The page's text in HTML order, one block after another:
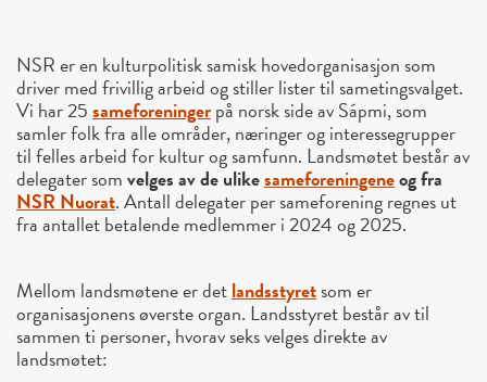
NSR er en kulturpolitisk samisk hovedorganisasjon som
driver med frivillig arbeid og stiller lister til sametingsvalget.
Vi har 25sameforeningerpå norsk side av Sápmi, som
samler folk fra alle områder, næringer og interessegrupper
til felles arbeid for kultur og samfunn. Landsmøtet består av
delegater somvelges av de ulikesameforeningeneog fra
NSR Nuorat. Antall delegater per sameforening regnes ut
fra antallet betalende medlemmer i 2024 og 2025.
Mellom landsmøtene er detlandsstyretsom er
organisasjonens øverste organ. Landsstyret består av til
sammen ti personer, hvorav seks velges direkte av
landsmøtet: